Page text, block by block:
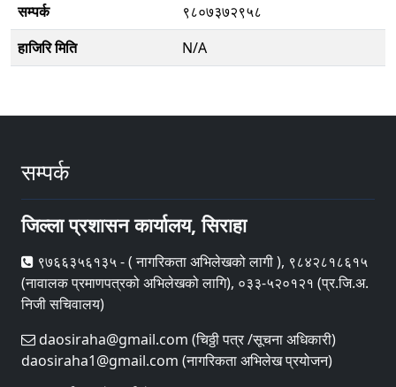
सम्पर्क
९८०७३७२९५८
हाजिरि मिति
N/A
सम्पर्क
जिल्ला प्रशासन कार्यालय, सिराहा
९७६६३५६१३५ - ( नागरिकता अभिलेखको लागी ), ९८४२८१८६१५
(नावालक प्रमाणपत्रको अभिलेखको लागि), ०३३-५२०१२१ (प्र.जि.अ.
निजी सचिवालय)
daosiraha@gmail.com (चिठ्ठी पत्र /सूचना अधिकारी)
daosiraha1@gmail.com (नागरिकता अभिलेख प्रयोजन)